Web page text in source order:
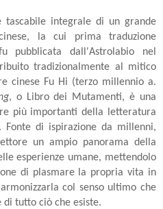
tascabile integrale di un grande
la cui prima traduzione
pubblicata dall'Astrolabio nel
tradizionalmente al mitico
cinese Fu Hi (terzo millennio a.
, o Libro dei Mutamenti, è una
più importanti della letteratura
Fonte di ispirazione da millenni,
un ampio panorama della
esperienze umane, mettendolo
di plasmare la propria vita in
col senso ultimo che
di tutto ciò che esiste.